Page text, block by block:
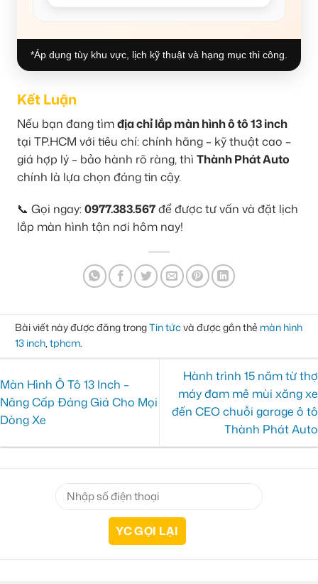
*Áp dụng tùy khu vực, lịch kỹ thuật và hạng mục thi công.
Kết Luận
Nếu bạn đang tìmđịa chỉ lắp màn hình ô tô 13 inch
tại TP.HCM với tiêu chí: chính hãng – kỹ thuật cao –
giá hợp lý – bảo hành rõ ràng, thì Thành Phát Auto
chính là lựa chọn đáng tin cậy.
📞 Gọi ngay:0977.383.567để được tư vấn và đặt lịch
lắp màn hình tận nơi hôm nay!
Bài viết này được đăng trongTin tứcvà được gắn thẻ màn hình
13 inch, tphcm.
Màn Hình Ô Tô 13 Inch –
Nâng Cấp Đáng Giá Cho Mọi
Dòng Xe
Hành trình 15 năm từ thợ
máy đam mê mùi xăng xe
đến CEO chuỗi garage ô tô
Thành Phát Auto